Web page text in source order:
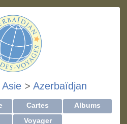
Asie > Azerbaïdjan
Cartes
Albums
Voyager